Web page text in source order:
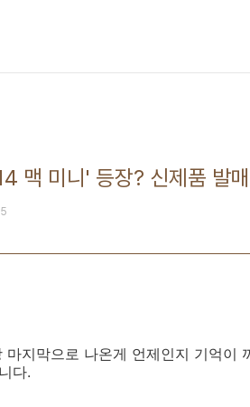
맥 미니' 등장? 신제품 발
지막으로 나온게 언제인지 기억이
다.